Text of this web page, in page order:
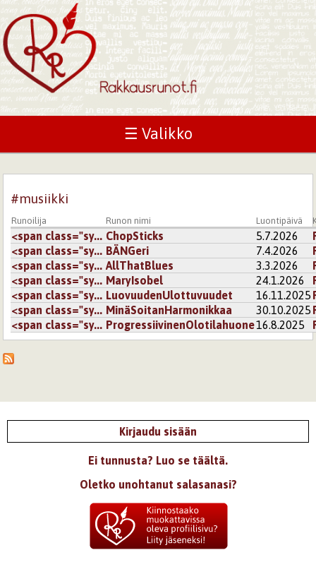
☰ Valikko
#musiikki
Runoilija Runon nimi Luontipäivä
<span class="sy... ChopSticks 5.7.2026
<span class="sy... BÄNGeri 7.4.2026
<span class="sy... AllThatBlues 3.3.2026
<span class="sy... MaryIsobel 24.1.2026
<span class="sy... LuovuudenUlottuvuudet 16.11.2025
<span class="sy... MinäSoitanHarmonikkaa 30.10.2025
<span class="sy... ProgressiivinenOlotilahuone16.8.2025
Kirjaudu sisään
Ei tunnusta? Luo se täältä.
Oletko unohtanut salasanasi?